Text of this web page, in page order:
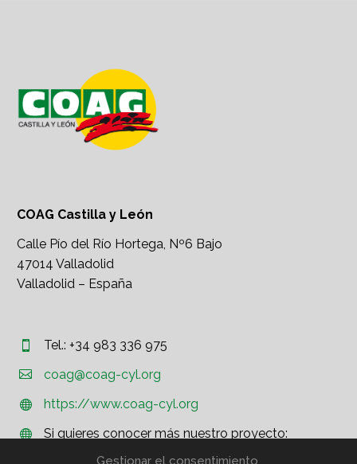
Gestionar el consentimiento
COAG Castilla y León
Calle Pío del Río Hortega, Nº6 Bajo
47014 Valladolid
Valladolid – España

 Tel.: +34 983 336 975

 coag@coag-cyl.org

 https://www.coag-cyl.org


Si quieres conocer más nuestro proyecto:
http://www.coag.org